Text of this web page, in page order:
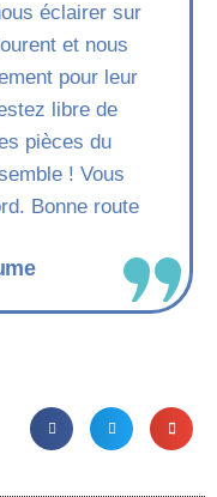
éclairer sur
et nous
pour leur
libre de
pièces du
! Vous
Bonne route